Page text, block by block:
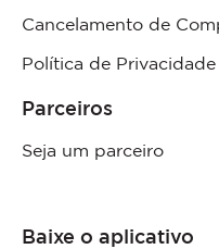
Cancelamento de
Política de Privacidade
Parceiros
Seja um parceiro
Baixe o aplicativo